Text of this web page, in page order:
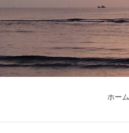
ホーム